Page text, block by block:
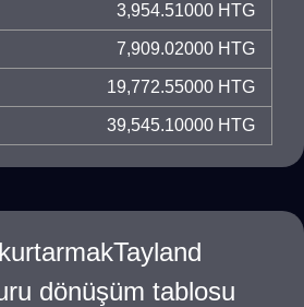
3,954.51000 HTG
7,909.02000 HTG
19,772.55000 HTG
39,545.10000 HTG
dönüşüm tablosu